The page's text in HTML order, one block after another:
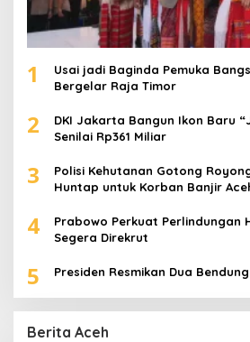
1
Usai jadi Baginda Pemuka
Bergelar Raja Timor
2
DKI Jakarta Bangun Ikon Baru
Senilai Rp361 Miliar
3
Polisi Kehutanan Gotong
Huntap untuk Korban Banjir
4
Prabowo Perkuat Perlindungan
Segera Direkrut
5 Presiden Resmikan Dua
Berita Aceh